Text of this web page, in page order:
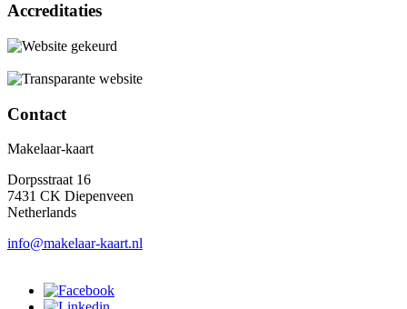
Accreditaties
Contact
Makelaar-kaart
Dorpsstraat 16
7431 CK Diepenveen
Netherlands
info@makelaar-kaart.nl